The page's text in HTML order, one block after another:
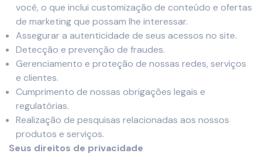
você, o que inclui customização de conteúdo e ofertas
de marketing que possam lhe interessar.
Assegurar a autenticidade de seus acessos no site.
Detecção e prevenção de fraudes.
Gerenciamento e proteção de nossas redes, serviços
e clientes.
Cumprimento de nossas obrigações legais e
regulatórias.
Realização de pesquisas relacionadas aos nossos
produtos e serviços.
Seus direitos de privacidade